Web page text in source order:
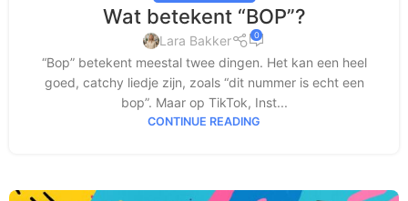
Wat betekent “BOP”?
Lara Bakker 0
“Bop” betekent meestal twee dingen. Het kan een heel
goed, catchy liedje zijn, zoals “dit nummer is echt een
bop”. Maar op TikTok, Inst...
CONTINUE READING